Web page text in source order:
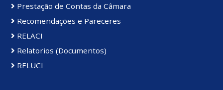
Prestação de Contas da Câmara
Recomendações e Pareceres
RELACI
Relatorios (Documentos)
RELUCI